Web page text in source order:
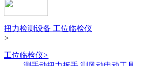
扭力检测设备 工位临检仪
>
工位临检仪>